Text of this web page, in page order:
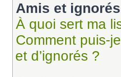
Amis et ignorés
À quoi sert ma
Comment puis-
et d’ignorés ?